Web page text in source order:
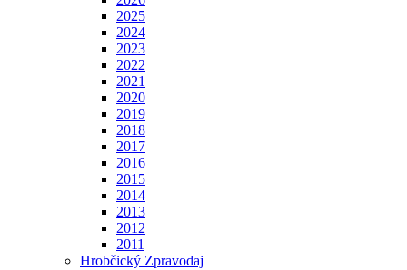
2025
2024
2023
2022
2021
2020
2019
2018
2017
2016
2015
2014
2013
2012
2011
Hrobčický Zpravodaj